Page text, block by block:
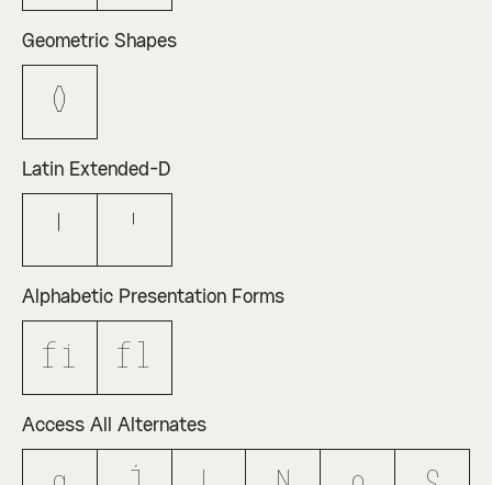
Geometric Shapes
◊
Latin Extended-D
Ꞌ ꞌ
Alphabetic Presentation Forms
ﬁ ﬂ
Access All Alternates